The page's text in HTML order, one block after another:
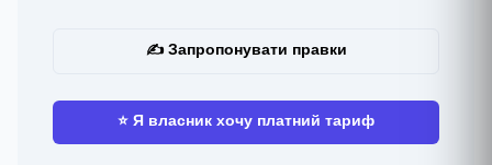
✍ Запропонувати правки
⭐ Я власник хочу платний тариф